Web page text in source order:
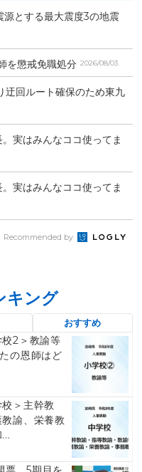
源とする最大震度3の地震
を懲戒免職処分 2026/08/03
回ルート確保のため東九
実はみんなココ使ってま
実はみんなココ使ってま
Recommended by
キング
おすすめ
2＞教諭等
の恩師はど
＞主幹教
諭、栄養教